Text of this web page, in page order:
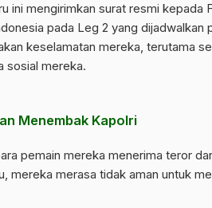
ini mengirimkan surat resmi kepada
pada Leg 2 yang dijadwalkan
keselamatan mereka, terutama
sosial mereka.
Menembak Kapolri
pemain mereka menerima teror
mereka merasa tidak aman untuk